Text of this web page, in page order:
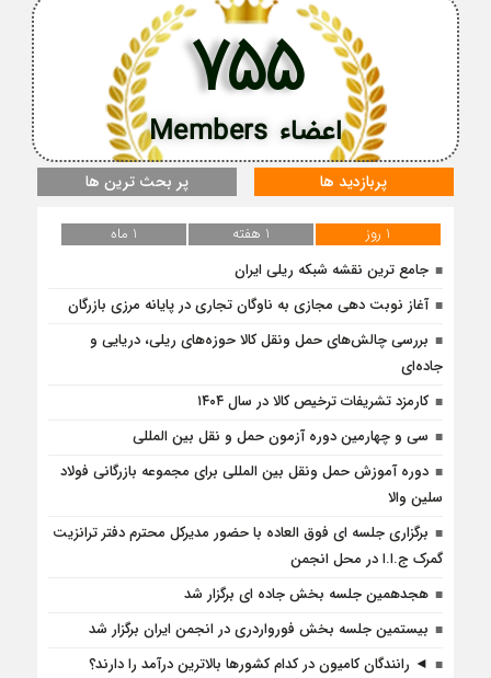
اعضاء Members
755
پربازدید ها پر بحث ترین ها
1 روز 1 هفته
1 ماه
جامع ترین نقشه شبکه ریلی ایران
آغاز نوبت دهی مجازی به ناوگان تجاری در پایانه مرزی بازرگان
بررسی چالش‌های حمل ونقل کالا حوزه‌های ریلی، دریایی و
جاده‌ای
کارمزد تشریفات ترخیص کالا در سال ۱۴۰۴
سی و چهارمین دوره آزمون حمل و نقل بین المللی
دوره آموزش حمل ونقل بین المللی برای مجموعه بازرگانی فولاد
سلین والا
برگزاری جلسه ای فوق العاده با حضور مدیرکل محترم دفتر ترانزیت
گمرک ج.ا.ا در محل انجمن
هجدهمین جلسه بخش جاده ای برگزار شد
بیستمین جلسه بخش فورواردری در انجمن ایران برگزار شد
◄ رانندگان کامیون در کدام کشورها بالاترین درآمد را دارند؟